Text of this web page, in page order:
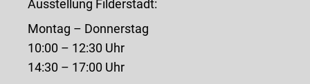
Ausstellung Filderstadt:
Montag – Donnerstag
10:00 – 12:30 Uhr
14:30 – 17:00 Uhr